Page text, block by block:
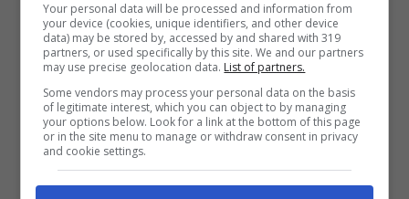
Il bacio tra Edoardo Tavassi e Mercedesz Henger nella prova
del “bacio in apnea” (Fonte: Instagram)
Your personal data will be processed and information from
your device (cookies, unique identifiers, and other device
data) may be stored by, accessed by and shared with 319
partners, or used specifically by this site. We and our partners
may use precise geolocation data. List of partners.
Some vendors may process your personal data on the basis
of legitimate interest, which you can object to by managing
your options below. Look for a link at the bottom of this page
or in the site menu to manage or withdraw consent in privacy
and cookie settings.